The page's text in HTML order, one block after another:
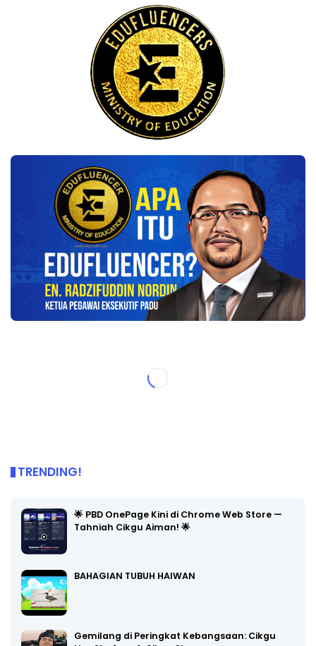
TRENDING!
🌟 PBD OnePage Kini di Chrome Web Store —
Tahniah Cikgu Aiman! 🌟
BAHAGIAN TUBUH HAIWAN
Gemilang di Peringkat Kebangsaan: Cikgu